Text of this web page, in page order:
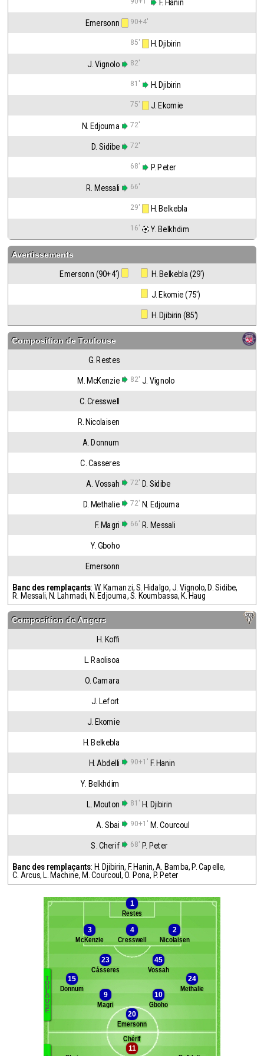
F. Hanin
Emersonn 90+4'
85' H. Djibirin
J. Vignolo 82'
81' H. Djibirin
75' J. Ekomie
N. Edjouma 72'
D. Sidibe 72'
68' P. Peter
R. Messali 66'
29' H. Belkebla
16' Y. Belkhdim
Avertissements
Emersonn (90+4') H. Belkebla (29')
J. Ekomie (75')
H. Djibirin (85')
Composition deToulouse
G. Restes
M. McKenzie 82' J. Vignolo
C. Cresswell
R. Nicolaisen
A. Donnum
C. Casseres
A. Vossah 72' D. Sidibe
D. Methalie 72' N. Edjouma
F. Magri 66' R. Messali
Y. Gboho
Emersonn
Banc des remplaçants: W. Kamanzi,S. Hidalgo,J. Vignolo, D. Sidibe,
R. Messali, N. Lahmadi, N. Edjouma,S. Koumbassa, K. Haug
Composition deAngers
H. Koffi
L. Raolisoa
O. Camara
J. Lefort
J. Ekomie
H. Belkebla
H. Abdelli 90+1' F. Hanin
Y. Belkhdim
L. Mouton 81' H. Djibirin
A. Sbai 90+1' M. Courcoul
S. Cherif 68' P. Peter
Banc des remplaçants: H. Djibirin, F. Hanin, A. Bamba, P. Capelle,
C. Arcus, L. Machine, M. Courcoul ,O. Pona, P. Peter